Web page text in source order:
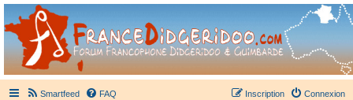
France Didgeridoo
Didgeridoo et Guimbarde sur France Didgeridoo - retrouvez la communauté.
Smartfeed FAQ Connexion
Inscription